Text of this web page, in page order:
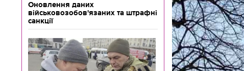
Оновлення даних
військовозобов'язаних та штрафні
санкції